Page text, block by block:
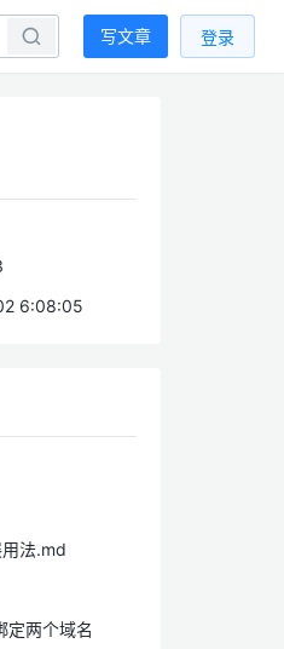
写文章 登录
6:08:05
法.md
定两个域名